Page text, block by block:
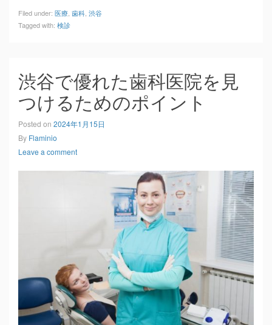
Filed under: 医療 歯科 渋谷
Tagged with: 検診
渋谷で優れた歯科医院を見
つけるためのポイント
Posted on 2024年1月15日
By Flaminio
Leave a comment